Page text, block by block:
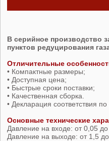
В серийное производство
пунктов редуцирования
Отличительные
• Компактные размеры;
• Доступная цена;
• Быстрые сроки поставки;
• Качественная сборка.
• Декларация соответствия
Основные технические
Давление на входе: от 0,05
Давление на выходе: от 1,5